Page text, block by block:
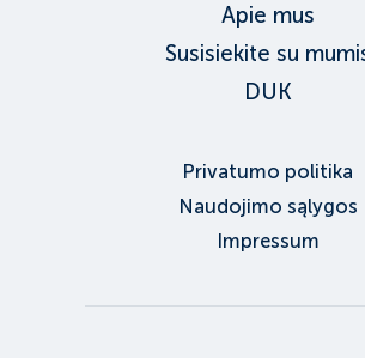
Apie mus
Susisiekite su
DUK
Privatumo politika
Naudojimo sąlygos
Impressum